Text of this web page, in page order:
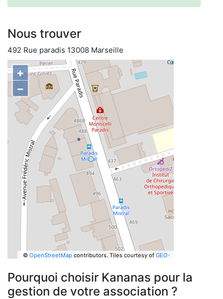
Nous trouver
492 Rue paradis 13008 Marseille
+
−
© OpenStreetMapcontributors. Tiles courtesy of GEO-
Pourquoi choisir Kananas pour la
gestion de votre association ?